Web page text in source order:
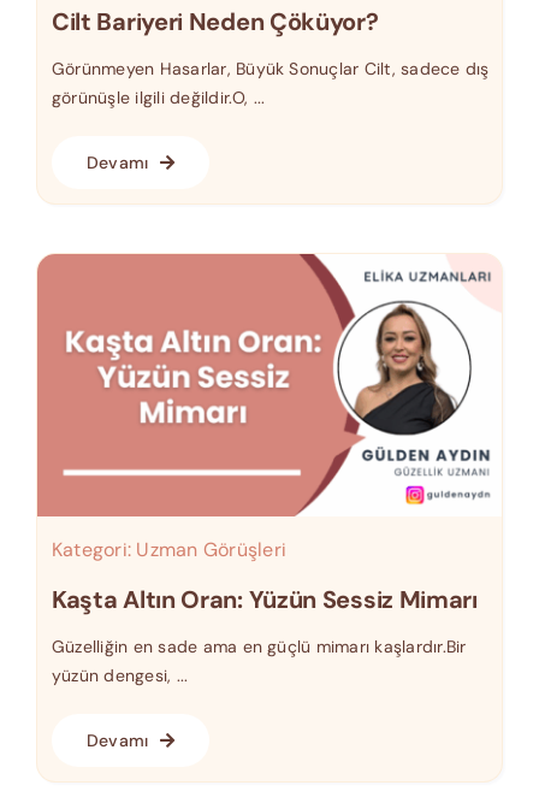
Cilt Bariyeri Neden Çöküyor?
Görünmeyen Hasarlar, Büyük Sonuçlar Cilt, sadece dış
görünüşle ilgili değildir.O, ...
Devamı
Kategori: Uzman Görüşleri
Kaşta Altın Oran: Yüzün Sessiz Mimarı
Güzelliğin en sade ama en güçlü mimarı kaşlardır.Bir
yüzün dengesi, ...
Devamı